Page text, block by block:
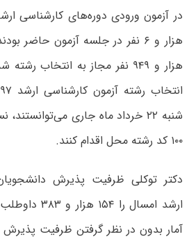
هزار و ۹۴۹ نفر مجاز به انتخاب
شنبه ۲۲ خرداد ماه جاری
۱۰۰ کد رشته محل اقدام کنند.
دکتر توکلی ظرفیت پذیرش
ارشد امسال
آمار بدون در نظر گرفتن ظرفیت پذیرش